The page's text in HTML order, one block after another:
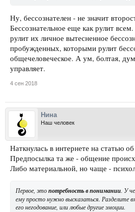
Ну, бессознателен - не значит
Бессознательное еще как рулит
рулит их личное вытесненное
пробужденных, которыми рулит
общечеловеческое. А ум, болтая,
управляет.
4 сен 2018
Нина
Наш человек
Наткнулась в интернете на статью
Предпосылка та же - общение
Либо материальной, но чаще -
Первое, этопотребность в понимании. У
ему просто нужно высказаться. Разделите
его негодование, или любые другие эмоции.